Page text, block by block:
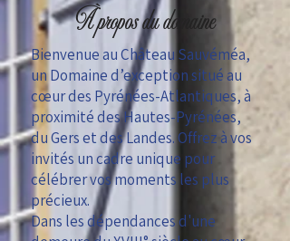
À propos du domaine
Bienvenue au Château Sauvéméa,
un Domaine d’exception situé au
cœur des Pyrénées-Atlantiques, à
proximité des Hautes-Pyrénées,
du Gers et des Landes. Offrez à vos
invités un cadre unique pour
célébrer vos moments les plus
précieux.
Dans les dépendances d'une